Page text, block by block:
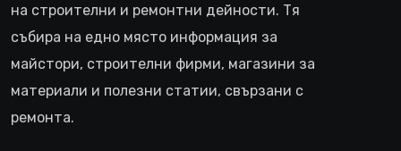
на строителни и ремонтни дейности. Тя
събира на едно място информация за
майстори, строителни фирми, магазини за
материали и полезни статии, свързани с
ремонта.